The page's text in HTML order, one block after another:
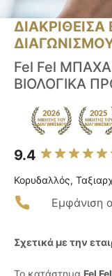
ΔΙΑΚΡΙΘΕΙΣΑ
ΔΙΑΓΩΝΙΣΜΟΥ
Fel Fel
ΒΙΟΛΟΓΙΚΑ
9.4
Κορυδαλλός,
Εμφάνιση
Σχετικά με την
Το κατάστημα Fel Fel